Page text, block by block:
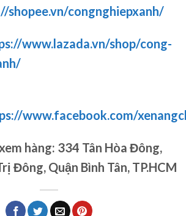
shopee.vn/congnghiepxanh/
www.lazada.vn/shop/cong-
www.facebook.com/
hàng: 334 Tân Hòa Đông,
Đông, Quận Bình Tân, TP.HCM